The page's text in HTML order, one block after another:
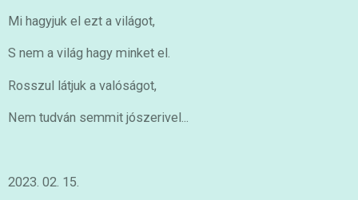
Mi hagyjuk el ezt a világot,
S nem a világ hagy minket el.
Rosszul látjuk a valóságot,
Nem tudván semmit jószerivel...
2023. 02. 15.